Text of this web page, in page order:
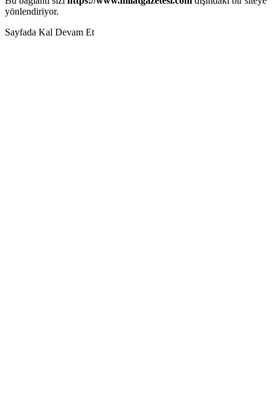
yönlendiriyor.
Sayfada Kal Devam Et